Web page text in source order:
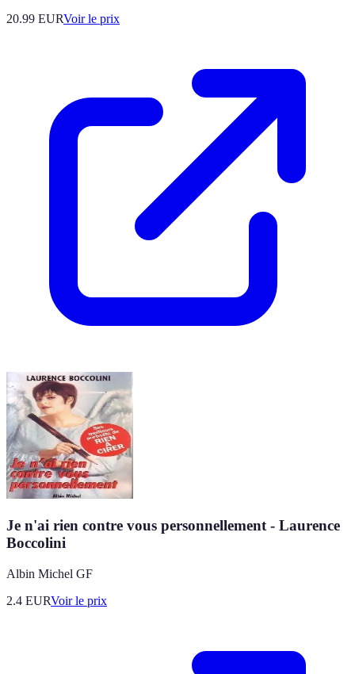
20.99 EURVoir le prix
Je n'ai rien contre vous personnellement - Laurence
Boccolini
Albin Michel GF
2.4 EURVoir le prix